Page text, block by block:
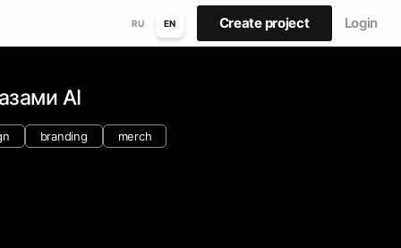
RU EN Create project Login
AI
branding merch